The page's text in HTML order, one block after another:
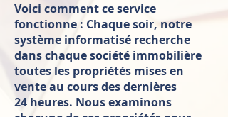
Voici comment ce service
fonctionne : Chaque soir, notre
système informatisé recherche
dans chaque société immobilière
toutes les propriétés mises en
vente au cours des dernières
24 heures. Nous examinons